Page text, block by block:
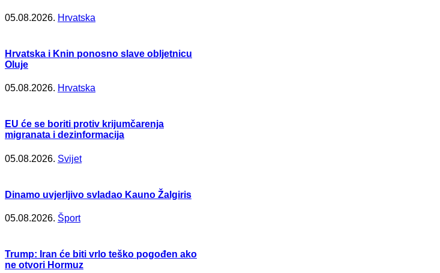
05.08.2026. Hrvatska
Hrvatska i Knin ponosno slave obljetnicu
Oluje
05.08.2026. Hrvatska
EU će se boriti protiv krijumčarenja
migranata i dezinformacija
05.08.2026. Svijet
Dinamo uvjerljivo svladao Kauno Žalgiris
05.08.2026. Šport
Trump: Iran će biti vrlo teško pogođen ako
ne otvori Hormuz